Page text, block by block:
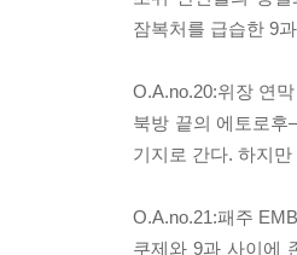
잠복처를 급습한 9
O.A.no.20:위장 연
북방 끝의 에토로후
기지로 간다. 하지
O.A.no.21:패주
쿠제와 9과 사이에